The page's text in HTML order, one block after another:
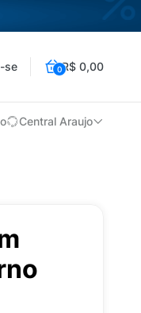
se 0R$ 0,00
Central Araujo